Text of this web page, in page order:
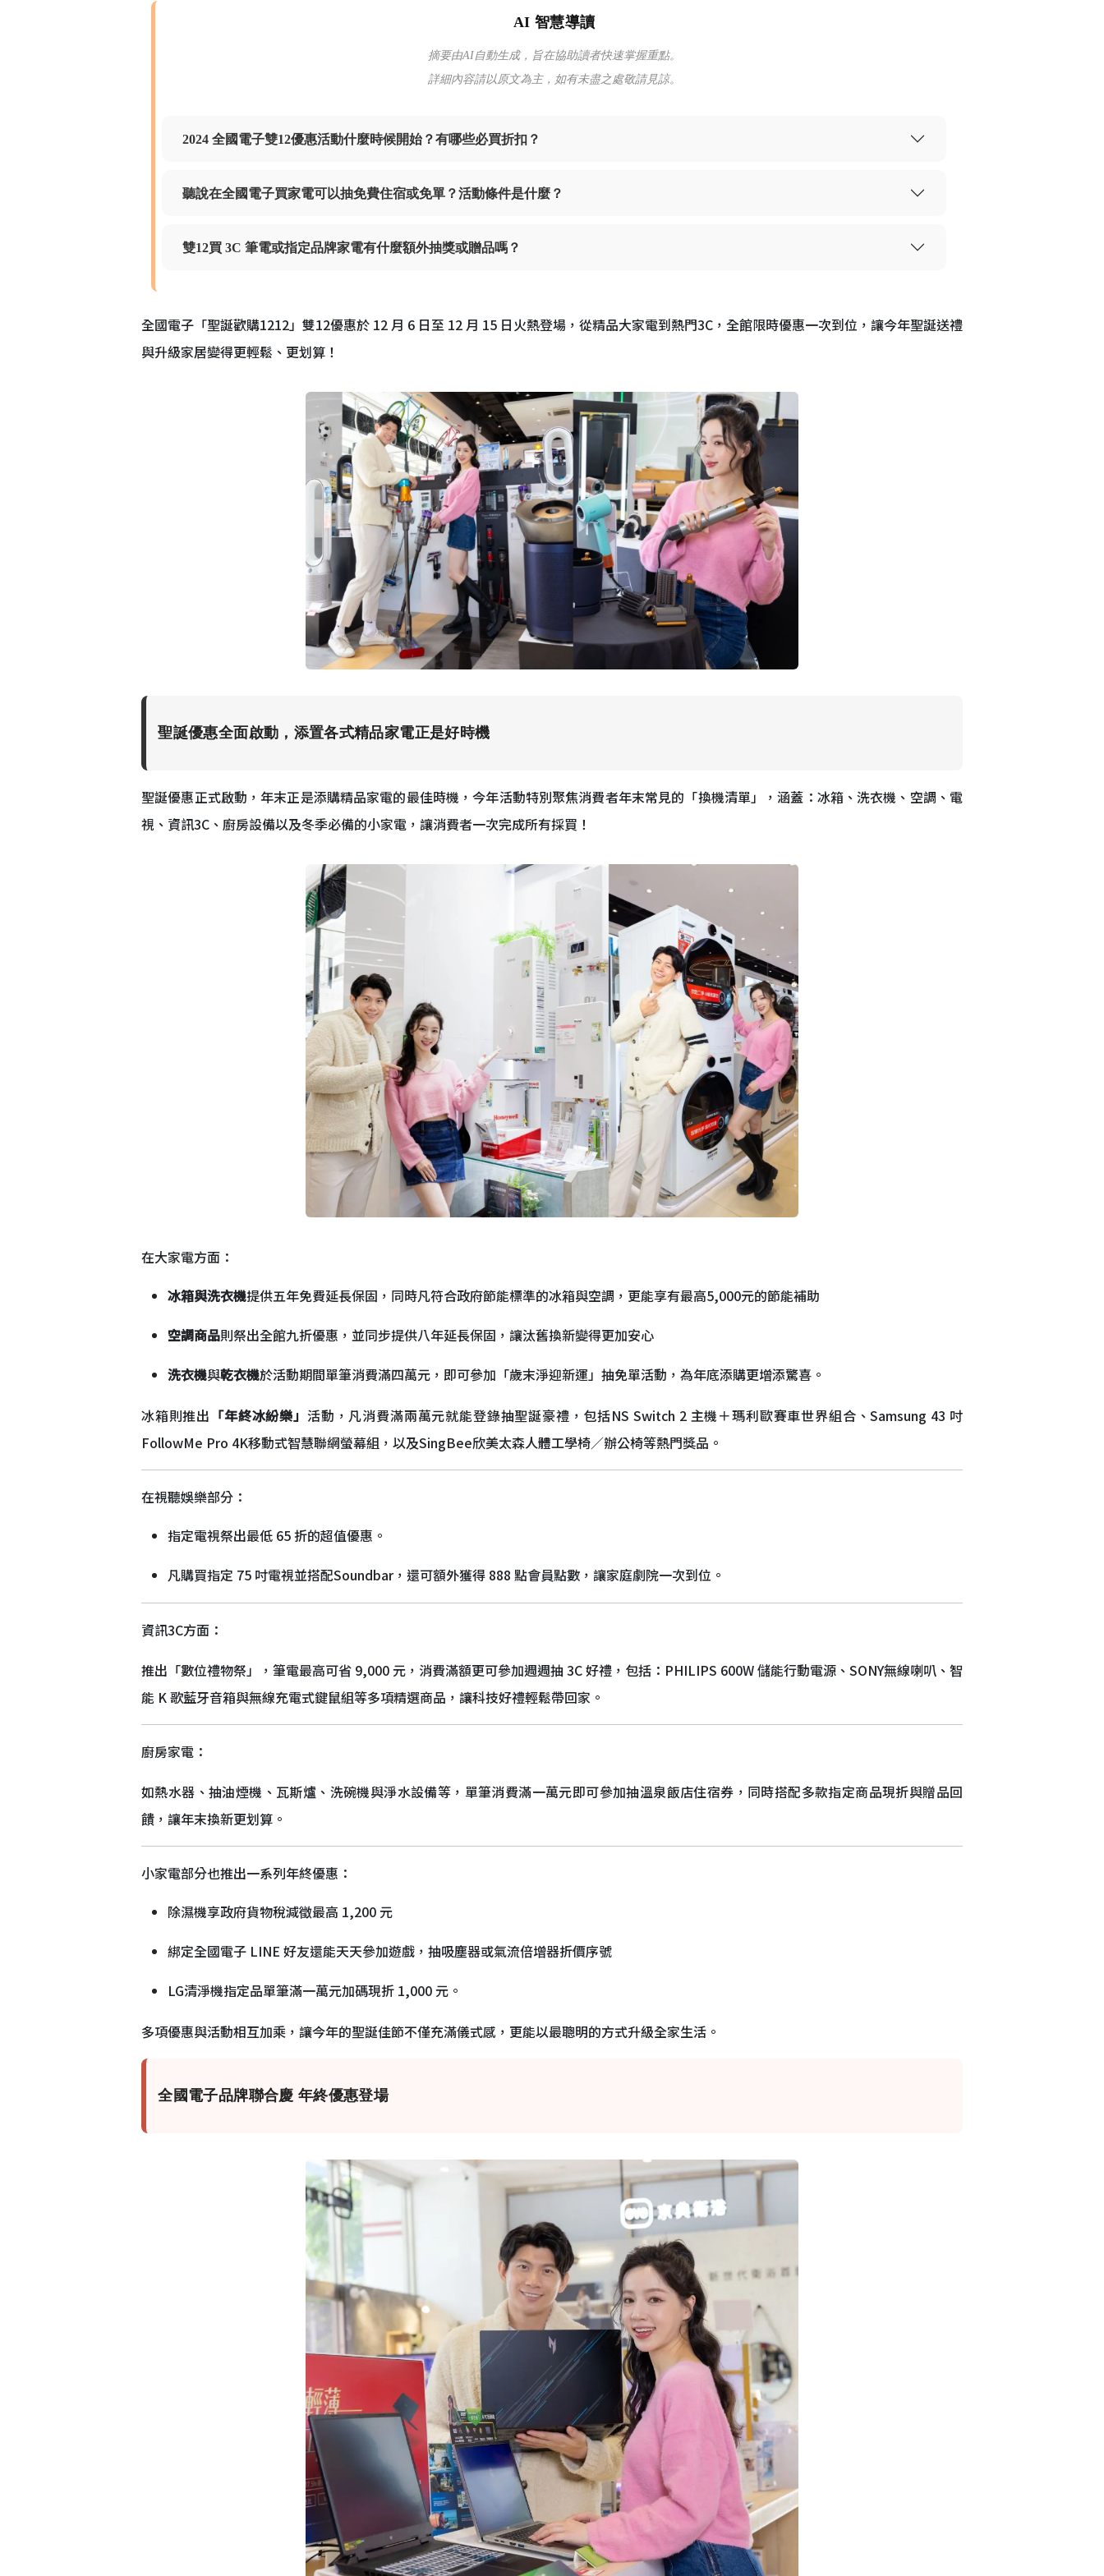
AI 智慧導讀
摘要由AI自動生成，旨在協助讀者快速掌握重點。
詳細內容請以原文為主，如有未盡之處敬請見諒。
2024 全國電子雙12優惠活動什麼時候開始？有哪些必買折扣？
聽說在全國電子買家電可以抽免費住宿或免單？活動條件是什麼？
雙12買 3C 筆電或指定品牌家電有什麼額外抽獎或贈品嗎？
全國電子「聖誕歡購1212」雙12優惠於 12 月 6 日至 12 月 15 日火熱登場，從精品大家電到熱門3C，全館限時優惠一次到位，讓今年聖誕送禮
與升級家居變得更輕鬆、更划算！
聖誕優惠全面啟動，添置各式精品家電正是好時機
聖誕優惠正式啟動，年末正是添購精品家電的最佳時機，今年活動特別聚焦消費者年末常見的「換機清單」，涵蓋：冰箱、洗衣機、空調、電
視、資訊3C、廚房設備以及冬季必備的小家電，讓消費者一次完成所有採買！
在大家電方面：
冰箱與洗衣機提供五年免費延長保固，同時凡符合政府節能標準的冰箱與空調，更能享有最高5,000元的節能補助
空調商品則祭出全館九折優惠，並同步提供八年延長保固，讓汰舊換新變得更加安心
洗衣機與乾衣機於活動期間單筆消費滿四萬元，即可參加「歲末淨迎新運」抽免單活動，為年底添購更增添驚喜。
冰箱則推出 「年終冰紛樂」 活動，凡消費滿兩萬元就能登錄抽聖誕豪禮，包括NS Switch 2 主機＋瑪利歐賽車世界組合、Samsung 43 吋
FollowMe Pro 4K移動式智慧聯網螢幕組，以及SingBee欣美太森人體工學椅／辦公椅等熱門獎品。
在視聽娛樂部分：
指定電視祭出最低 65 折的超值優惠。
凡購買指定 75 吋電視並搭配Soundbar，還可額外獲得 888 點會員點數，讓家庭劇院一次到位。
資訊3C方面：
推出「數位禮物祭」，筆電最高可省 9,000 元，消費滿額更可參加週週抽 3C 好禮，包括：PHILIPS 600W 儲能行動電源、SONY無線喇叭、智
能 K 歌藍牙音箱與無線充電式鍵鼠組等多項精選商品，讓科技好禮輕鬆帶回家。
廚房家電：
如熱水器、抽油煙機、瓦斯爐、洗碗機與淨水設備等，單筆消費滿一萬元即可參加抽溫泉飯店住宿券，同時搭配多款指定商品現折與贈品回
饋，讓年末換新更划算。
小家電部分也推出一系列年終優惠：
除濕機享政府貨物稅減徵最高 1,200 元
綁定全國電子 LINE 好友還能天天參加遊戲，抽吸塵器或氣流倍增器折價序號
LG清淨機指定品單筆滿一萬元加碼現折 1,000 元。
多項優惠與活動相互加乘，讓今年的聖誕佳節不僅充滿儀式感，更能以最聰明的方式升級全家生活。
全國電子品牌聯合慶 年終優惠登場